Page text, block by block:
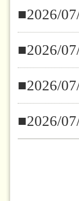
■2026/
■2026/
■2026/
■2026/